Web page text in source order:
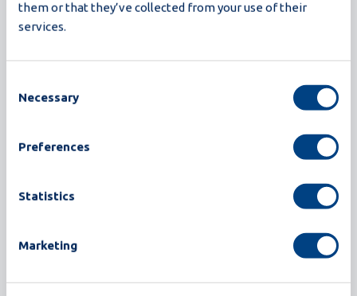
them or that they’ve collected from your use of their
services.
Selection
Necessary
Preferences
Statistics
Marketing